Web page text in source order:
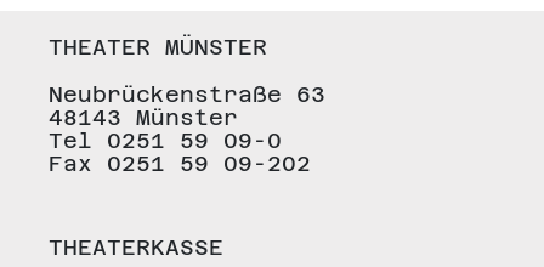
THEATER MÜNSTER
Neubrückenstraße 63
48143 Münster
Tel 0251 59 09-0
Fax 0251 59 09-202
THEATERKASSE